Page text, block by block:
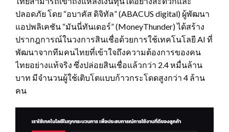
ปลอดภัย โดย “อบาคัส ดิจิทัล” (ABACUS digital) ผู้พัฒนา
แอปพลิเคชัน “มันนี่ทันเดอร์” (MoneyThunder) ได้สร้าง
ปรากฎการณ์ในวงการสินเชื่อด้วยการใช้เทคโนโลยี AI ที่
พัฒนาจากทีมคนไทยที่เข้าใจถึงความต้องการของคน
ไทยอย่างแท้จริง ซึ่งปล่อยสินเชื่อแล้วกว่า 2.4 หมื่นล้าน
บาท มีจำนวนผู้ใช้เติบโตแบบก้าวกระโดดสูงกว่า 4 ล้าน
คน